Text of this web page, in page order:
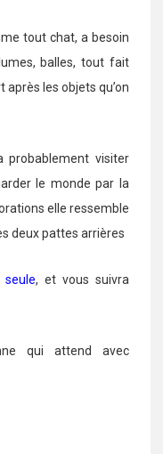
tout chat, a besoin
balles, tout fait
après les objets qu’on
probablement visiter
le monde par la
elle ressemble
deux pattes arrières
seule, et vous suivra
qui attend avec